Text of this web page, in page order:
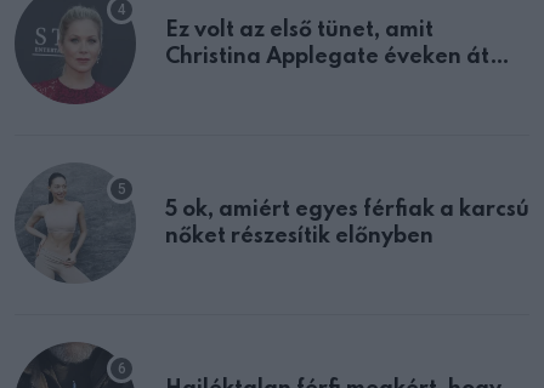
Ez volt az első tünet, amit
Christina Applegate éveken át
5 ok, amiért egyes férfiak a karcsú
nőket részesítik előnyben